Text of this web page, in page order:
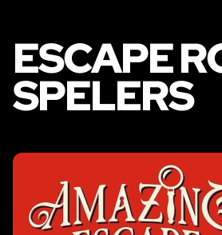
ESCAPE
SPELERS